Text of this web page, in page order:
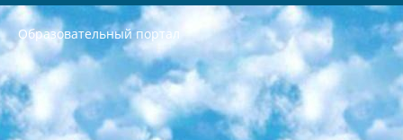
Образовательный портал
РЕСПУБЛИКА УЗБЕКИСТАН МИНИСТРЕРСТВО ДОШКОЛЬНОГО И ШКОЛЬНОГО ОБРАЗОВАНИЯ КОМАНДА в общеобразовательных учреждениях в 2023-2024 учебном году организация и проведение итоговой государственной аттестации обучающихся о Министра дошкольного и школьного образования Республики Узбекистан от 4 марта 2008 года (постановлением Минюста от 20 марта 2008 года № 1778 государственной регистрации) «Итоговое состояние учащихся общего среднего образования на основании положения об утверждении положения об аттестации общего среднего образования выпускной экзамен студентов в образовательных учреждениях в 2023-2024 учебном году В целях организации и прохождения аттестации приказываю: 1. Следующее: перечень предметов, по которым будет проводиться итоговая государственная аттестация и экзамен формы перевода согласно приложению 1; сертификаты международного образца, оценивающие уровень владения иностранными языками перечень согласно приложению 2; 2. Педагогический при специализированных образовательных учреждениях. научно-практический центр квалификации и международной оценки (Д.Давидова) 2024 г. До 25 марта: задания по предметам, по которым будет проводиться итоговая аттестация разработка и утверждение технических условий; итоговая аттестация на основании разработанного предметного задания разработка вопросов по предметам (устно и письменно), экзамен передача; общеобразовательные средние школы и специальные учебные заведения учащиеся выпускных классов школ и интернатов в агентской системе подготовка базы данных экзаменационных материалов и критериев оценки; перевод базы экзаменационных материалов на все языки обучения подать в Республиканский образовательный центр для изготовления; варианты экзаменов на основе разработанных контрольных материалов пусть будут поставлены задачи формирования. 3. Республиканский образовательный центр (Ш.Худайкулов) до 5 апреля 2024 года. до: база данных предоставленных экзаменационных материалов на все языки обучения перевод и экспертиза; для слепых, слабовидящих, глухих, слабослышащих и умственно отсталых детей учащиеся выпускных классов специализированных школ и школ-интернатов база данных экзаменационных материалов на всех преподаваемых языках подготовка критериев оценки; специализированные школы для умственно отсталых детей и технологии для учащихся выпускных классов школ-интернатов разработка соответствующих рекомендаций и критериев проведения ЕГЭ по естествознанию давать задания. 4. Педагогический при специализированных образовательных учреждениях. Научно-практический центр навыков и международной оценки (Д.Давидова), Республика образовательный центр (Худайкулов Ш.) итоговый государственный аттестационный экзамен ориентирован на творческое и логическое мышление при подготовке базы материалов учитывать введение заданий. 5. Следует отметить, что: сертификат государственного образца о знании общеобразовательного предмета и как минимум национальный уровень B1 по предметам на иностранных языках, указанным в Приложении 2. или международно признанный сертификат эквивалентного уровня студенты, изучающие определенный предмет, освобождаются от экзамена; по соответствующим предметам запланирована итоговая государственная аттестация за день до дня, путем жеребьевки Рабочей группой (в письменной форме по предметам, проводимым в форме) из числа сформированных вариантов выбрано 2 варианта; 2 выбранных варианта экзамена анонсированы на официальном сайте министерства и все выпускники по всей стране на основе этих вариантов проводит итоговую государственную аттестацию. 6. Государственное образование учащихся средних общеобразовательных учреждений. знания в соответствии с квалификационными требованиями, которые необходимо приобрести на основании стандартов итоговый (выпускной) контроль для 9 и 11 классов в целях тестирования Экзамены (далее – экзамены) состоят из предметов, перечисленных в приложении 1. будет сделано. 7. Экзамены пройдут с 26 мая по 15 июня 2024 г. (кроме науки физического воспитания). 8. Физическая для учащихся 9 классов общесредних образовательных учреждений. Экзамены по предмету «Образование, квалификация медицина» 1-6 мая 2024 года. сотрудники перевести под присмотр (с отклонениями в физическом или умственном развитии) специализированная школа для детей, школы-интернаты и со сколиозом школы-интернаты санаторного типа для больных детей исключены). 9. Он был слепым, слабовидящим и имел нарушения опорно-двигательного аппарата. экзамены в специализированных школах и интернатах для детей должны проводиться исходя из требований, предъявляемых к общеобразовательным учреждениям (физкультура кроме науки). 10. Специализированная школа для глухих и слабослышащих детей. и экзамены в интернатах и быть реализован в виде письменного теста по математике. 11. Специальность для умственно отсталых детей. Для 9 класса Родной язык и литературное письмо Государственный язык (язык обучения – узбекский). для неклассов) написано Математическое письмо Письменная/устная история Узбекистана Физическое воспитание практично Итоговый контроль Для 11 класса Написание родного языка и литературы (эссе) Математическое письмо Узбекский язык (обучение на узбекском языке) не посещающее общее среднее образование для учреждений)/Образовательное учреждение выбор письменный и устный Иностранный язык письменный/устный Письменная/устная история Узбекистана *По выбору студента:  Химия  Физика  Основы государственного права  География 10 бесплатных образовательных ресурсов - Мы составили подборку онлайн-проектов с интерактивными упражнениями, видеолекциями и статьями. Они помогут вам обрести новые и освежить старые знания бесплатно. 1. «ИНТУИТ» Старейшая образовательная площадка Рунета. Здесь вы найдёте сотни текстовых и видеокурсов на десятки различных тем — от программирования до психологии. Многие курсы подготовлены российскими университетами и крупными международными компаниями вроде Intel и Microsoft. Самостоятельное обучение бесплатное, но желающие могут оплатить услуги персональных наставников. 2. «Смартия» знакомит с актуальными профессиями и подсказывает, как им обучаться. Выбрав заинтересовавшую вас специальность — SMM-специалист, фотограф, веб-дизайнер или другую, — увидите список необходимых для неё умений. Чтобы вы могли освоить их самостоятельно, для каждого умения площадка отображает подборку ссылок на учебные материалы. Хотя «Смартия» ориентируется на русскоязычную аудиторию, часть контента всё же доступна только на английском. 3. «Лекторий Физтеха» Проект Московского физико-технического института (Физтеха). С его помощью вы можете смотреть онлайн серии лекций, записанные на видео в этом вузе. В числе доступных предметов — физика, биология, химия, информационные технологии и другие. К некоторым лекциям администрация ресурса прилагает готовые конспекты, которые можно скачивать в PDF-формате. 4. ITMOcourses Онлайн-площадка Санкт-Петербургского национального исследовательского университета информационных технологий, механики и оптики (ИТМО). Ресурс предоставляет свободный доступ к курсам, разработанным в этом вузе. Каталог материалов разбит на четыре категории: «Оптические системы и технологии», «Приборостроение и робототехника», «Информационные технологии» и «Биотехнологии». Курсы состоят из видеолекций, интерактивных демонстраций и заданий. 5. «КиберЛенинка» Электронная научная библиотека открытого доступа. Каталог площадки регулярно обрастает текстами статей из различных научных изданий. Сгруппированные по журналам и рубрикам публикации можно читать онлайн или скачивать целиком в PDF-формате. Проект нацелен на популяризацию науки за счёт открытого доступа к качественной информации. 6. «ПостНаука» На этом ресурсе публикуют подборки видеолекций, составленные экспертами из разных отраслей и объединённые общими темами. Среди них, к примеру, есть серии «Биоинформатика и геномика», «Культура средневековой Скандинавии» и Cinema Studies о теории кино. Каждая подборка лекций — логически связанная история, рассказанная экспертом от первого лица. Кроме того, на сайте появляются научно-образовательные статьи и тесты на разные темы. 7. «Newочём» Команда проекта «Newочём» отбирает самые интересные тексты из англоязычных СМИ и переводит те из них, за которые голосуют участники сообщества «ВКонтакте». По большей части это научно-популярные статьи. Редакторы придумывают лишь заголовки, в остальном содержание переводов соответствует оригиналам. Полные тексты можно читать прямо в социальной сети. 8. InternetUrok Онлайн-база материалов по основным дисциплинам школьной программы. Информация на сайте структурирована по классам, предметам и темам (урокам). Каждый урок состоит из видеолекций и конспектов. Есть также интерактивные тренажёры и тесты для закрепления пройденного материала. Даже если вы давно окончили школу, возможность повторить программу старших классов всегда может пригодиться. 9. Edutainme Ещё один ресурс об образовании. В отличие от Newtonew, как мне кажется, Edutainme больше ориентируется на представителей индустрии: педагогов, предпринимателей, разработчиков образовательных проектов. Но и любой, кто просто стремится к саморазвитию, найдёт на сайте много полезного и интересного для себя. Например, информацию о новых курсах и образовательных сервисах. 10. Newtonew Онлайн-медиа об образовании и обучении в широком смысле. Авторы Newtonew пишут об инструментах, заведениях, тактиках и стратегиях, которые помогают учить других и получать новые знания самостоятельно. На этой площадке вы найдёте новости, обзоры, аналитические мат